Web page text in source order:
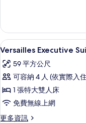
相
片
Room
King
的
情
顯
示
Versailles
Executive
Suite
1
King
4
Versailles Executive
59 平方公尺
可容納 4 人 (依實際入
1 張特大雙人床
免費無線上網
更多資訊
更